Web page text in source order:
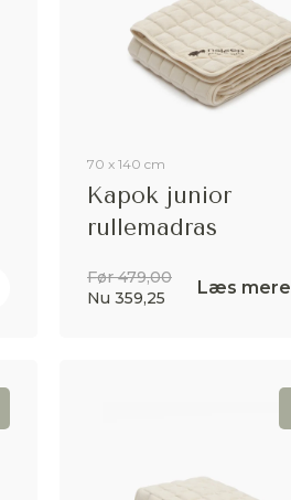
70 x 140 cm
Kapok junior
rullemadras
Før 479,00
Nu 359,25
Læs mere